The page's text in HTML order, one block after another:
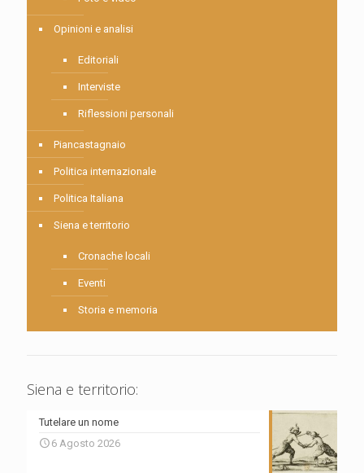
Opinioni e analisi
Editoriali
Interviste
Riflessioni personali
Piancastagnaio
Politica internazionale
Politica Italiana
Siena e territorio
Cronache locali
Eventi
Storia e memoria
Siena e territorio:
Tutelare un nome
6 Agosto 2026